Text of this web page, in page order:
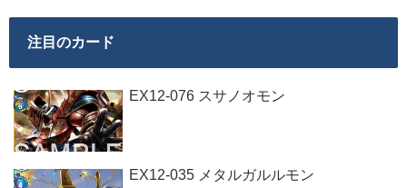
注目のカード
EX12-076 スサノオモン
EX12-035 メタルガルルモン